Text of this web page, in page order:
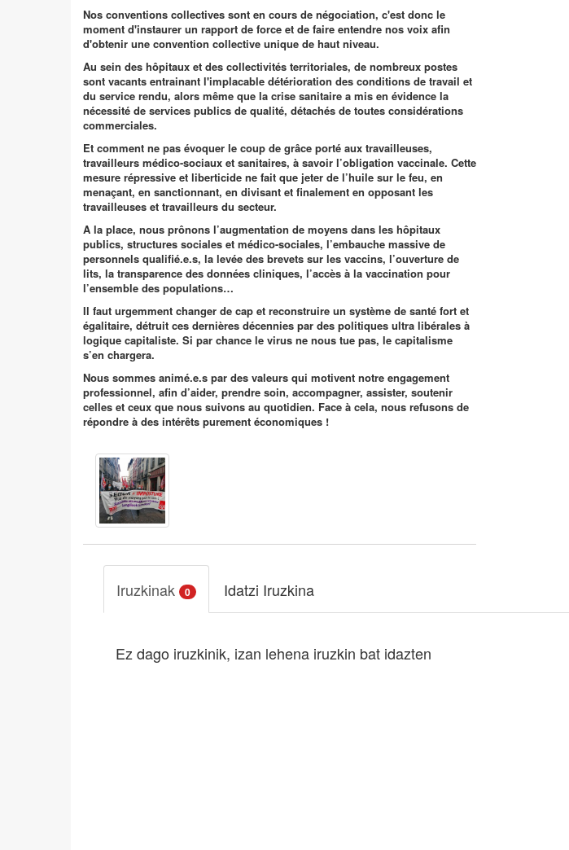
Nos conventions collectives sont en cours de négociation, c'est donc le
moment d'instaurer un rapport de force et de faire entendre nos voix afin
d'obtenir une convention collective unique de haut niveau.
Au sein des hôpitaux et des collectivités territoriales, de nombreux postes
sont vacants entrainant l'implacable détérioration des conditions de travail et
du service rendu, alors même que la crise sanitaire a mis en évidence la
nécessité de services publics de qualité, détachés de toutes considérations
commerciales.
Et comment ne pas évoquer le coup de grâce porté aux travailleuses,
travailleurs médico-sociaux et sanitaires, à savoir l’obligation vaccinale. Cette
mesure répressive et liberticide ne fait que jeter de l’huile sur le feu, en
menaçant, en sanctionnant, en divisant et finalement en opposant les
travailleuses et travailleurs du secteur.
A la place, nous prônons l’augmentation de moyens dans les hôpitaux
publics, structures sociales et médico-sociales, l’embauche massive de
personnels qualifié.e.s, la levée des brevets sur les vaccins, l’ouverture de
lits, la transparence des données cliniques, l’accès à la vaccination pour
l’ensemble des populations…
Il faut urgemment changer de cap et reconstruire un système de santé fort et
égalitaire, détruit ces dernières décennies par des politiques ultra libérales à
logique capitaliste. Si par chance le virus ne nous tue pas, le capitalisme
s’en chargera.
Nous sommes animé.e.s par des valeurs qui motivent notre engagement
professionnel, afin d’aider, prendre soin, accompagner, assister, soutenir
celles et ceux que nous suivons au quotidien. Face à cela, nous refusons de
répondre à des intérêts purement économiques !
Iruzkinak 0 Idatzi Iruzkina
Ez dago iruzkinik, izan lehena iruzkin bat idazten